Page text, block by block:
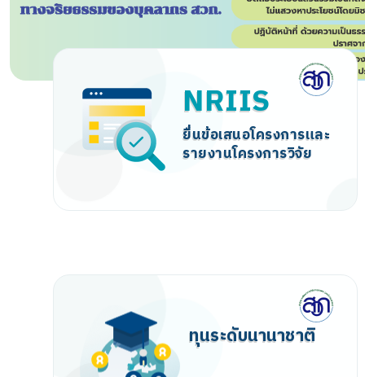
Arda
ทุนวิจัย
โครงการฝึกอบรม